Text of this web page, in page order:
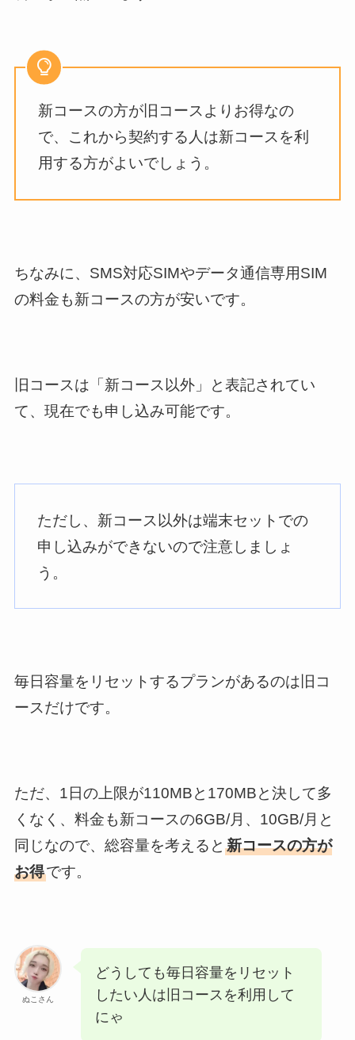
新コースの方が旧コースよりお得なの
で、これから契約する人は新コースを利
用する方がよいでしょう。
ちなみに、SMS対応SIMやデータ通信専用SIM
の料金も新コースの方が安いです。
旧コースは「新コース以外」と表記されてい
て、現在でも申し込み可能です。
ただし、新コース以外は端末セットでの
申し込みができないので注意しましょ
う。
毎日容量をリセットするプランがあるのは旧コ
ースだけです。
ただ、1日の上限が110MBと170MBと決して多
くなく、料金も新コースの6GB/月、10GB/月と
同じなので、総容量を考えると 新コースの方が
お得です。
ぬこさん
どうしても毎日容量をリセット
したい人は旧コースを利用して
にゃ